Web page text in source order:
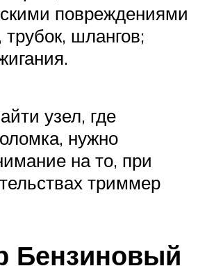
повреждениями
трубок, шлангов;
узел, где
нужно
на то, при
триммер
Бензиновый